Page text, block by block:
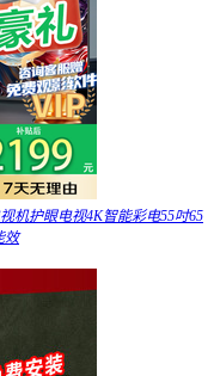
机护眼电视4K智能彩电55吋65
效